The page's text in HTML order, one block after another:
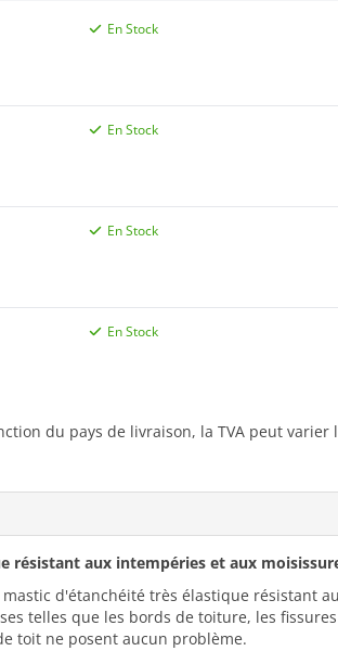
En Stock
En Stock
En Stock
En Stock
du pays de livraison, la TVA peut
résistant aux intempéries et aux
d'étanchéité très élastique résistant
telles que les bords de toiture, les
toit ne posent aucun problème.